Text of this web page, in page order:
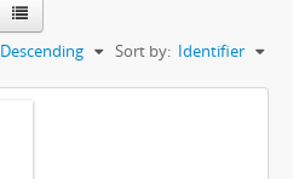
Sort by: Identifier
Descending